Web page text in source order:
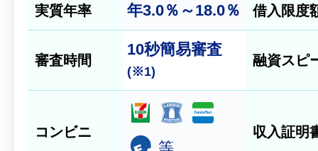
実質年率 年3.0％～18.0％ 借入限度
審査時間
10秒簡易審査
(※1)
融資スピ
コンビニ
等
収入証明